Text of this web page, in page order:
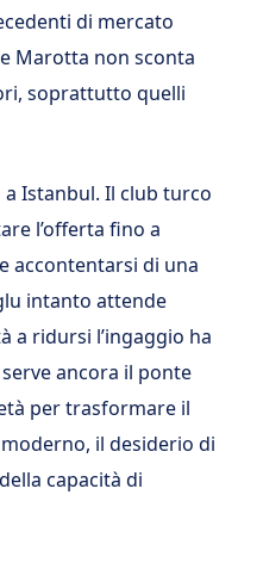
di mercato
Marotta non sconta
soprattutto quelli
Istanbul. Il club turco
l’offerta fino a
accontentarsi di una
intanto attende
a ridursi l’ingaggio ha
ancora il ponte
per trasformare il
il desiderio di
capacità di